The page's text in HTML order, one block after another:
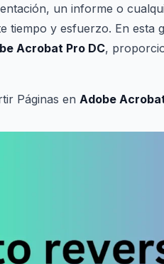
un informe o
tiempo y esfuerzo. En esta
Acrobat Pro DC,
Páginas en Adobe